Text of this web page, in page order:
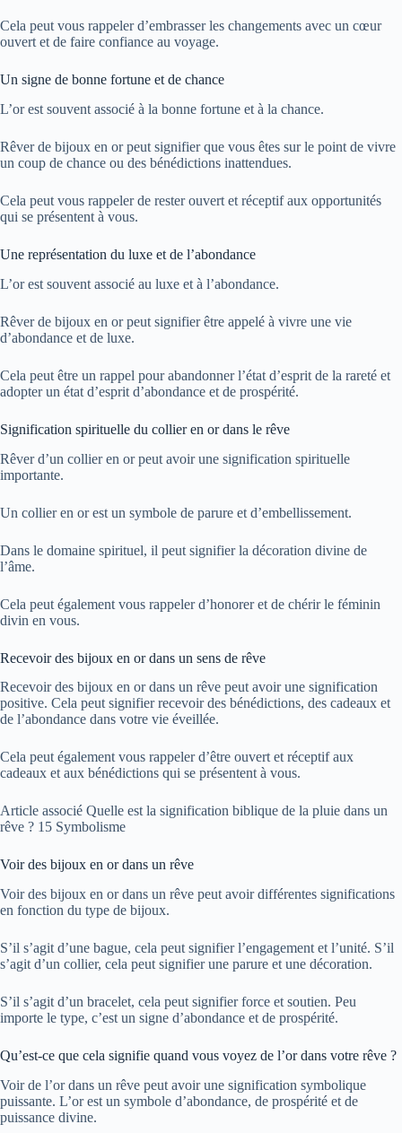
Cela peut vous rappeler d’embrasser les changements avec un cœur
ouvert et de faire confiance au voyage.
Un signe de bonne fortune et de chance
L’or est souvent associé à la bonne fortune et à la chance.
Rêver de bijoux en or peut signifier que vous êtes sur le point de vivre
un coup de chance ou des bénédictions inattendues.
Cela peut vous rappeler de rester ouvert et réceptif aux opportunités
qui se présentent à vous.
Une représentation du luxe et de l’abondance
L’or est souvent associé au luxe et à l’abondance.
Rêver de bijoux en or peut signifier être appelé à vivre une vie
d’abondance et de luxe.
Cela peut être un rappel pour abandonner l’état d’esprit de la rareté et
adopter un état d’esprit d’abondance et de prospérité.
Signification spirituelle du collier en or dans le rêve
Rêver d’un collier en or peut avoir une signification spirituelle
importante.
Un collier en or est un symbole de parure et d’embellissement.
Dans le domaine spirituel, il peut signifier la décoration divine de
l’âme.
Cela peut également vous rappeler d’honorer et de chérir le féminin
divin en vous.
Recevoir des bijoux en or dans un sens de rêve
Recevoir des bijoux en or dans un rêve peut avoir une signification
positive. Cela peut signifier recevoir des bénédictions, des cadeaux et
de l’abondance dans votre vie éveillée.
Cela peut également vous rappeler d’être ouvert et réceptif aux
cadeaux et aux bénédictions qui se présentent à vous.
Article associé Quelle est la signification biblique de la pluie dans un
rêve ? 15 Symbolisme
Voir des bijoux en or dans un rêve
Voir des bijoux en or dans un rêve peut avoir différentes significations
en fonction du type de bijoux.
S’il s’agit d’une bague, cela peut signifier l’engagement et l’unité. S’il
s’agit d’un collier, cela peut signifier une parure et une décoration.
S’il s’agit d’un bracelet, cela peut signifier force et soutien. Peu
importe le type, c’est un signe d’abondance et de prospérité.
Qu’est-ce que cela signifie quand vous voyez de l’or dans votre rêve ?
Voir de l’or dans un rêve peut avoir une signification symbolique
puissante. L’or est un symbole d’abondance, de prospérité et de
puissance divine.